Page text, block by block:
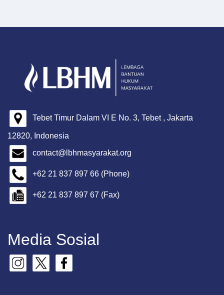
Tebet Timur Dalam VI E No. 3, Tebet , Jakarta
12820, Indonesia
contact@lbhmasyarakat.org
+62 21 837 897 66 (Phone)
+62 21 837 897 67 (Fax)
Media Sosial